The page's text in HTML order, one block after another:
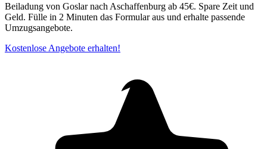
Beiladung von Goslar nach Aschaffenburg ab 45€. Spare Zeit und
Geld. Fülle in 2 Minuten das Formular aus und erhalte passende
Umzugsangebote.
Kostenlose Angebote erhalten!